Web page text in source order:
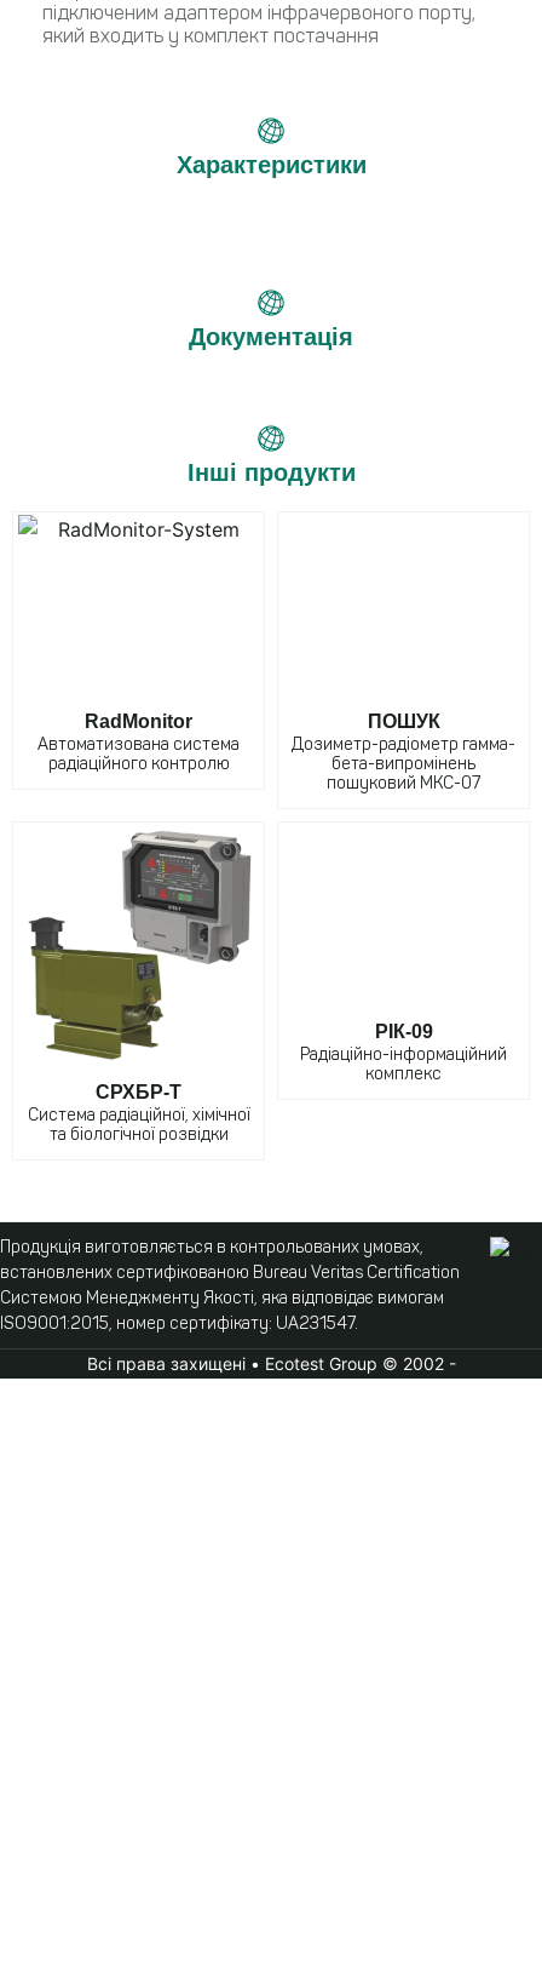
підключеним адаптером інфрачервоного порту,
який входить у комплект постачання
Характеристики
Документація
Інші продукти
RadMonitor
Автоматизована система
радіаційного контролю
ПОШУК
Дозиметр-радіометр гамма-
бета-випромінень
пошуковий МКС-07
СРХБР-Т
Система радіаційної, хімічної
та біологічної розвідки
РІК-09
Радіаційно-інформаційний
комплекс
Продукція виготовляється в контрольованих умовах,
встановлених сертифікованою Bureau Veritas Certification
Системою Менеджменту Якості, яка відповідає вимогам
ISO9001:2015, номер сертифікату: UA231547.
Всі права захищені • Ecotest Group © 2002 -